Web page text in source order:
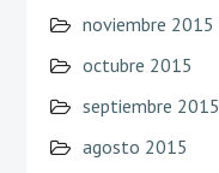
noviembre 2015
octubre 2015
septiembre 2015
agosto 2015